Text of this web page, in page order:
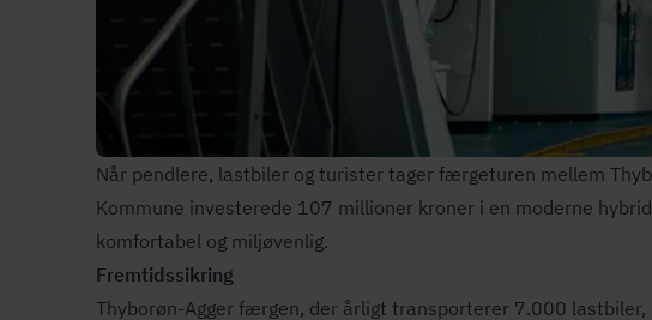
Når pendlere, lastbiler og turister tager færgeturen mellem
Kommune investerede 107 millioner kroner i en moderne
komfortabel og miljøvenlig.
Frem­tids­sik­ring
Thyborøn-Agger færgen, der årligt transporterer 7.000